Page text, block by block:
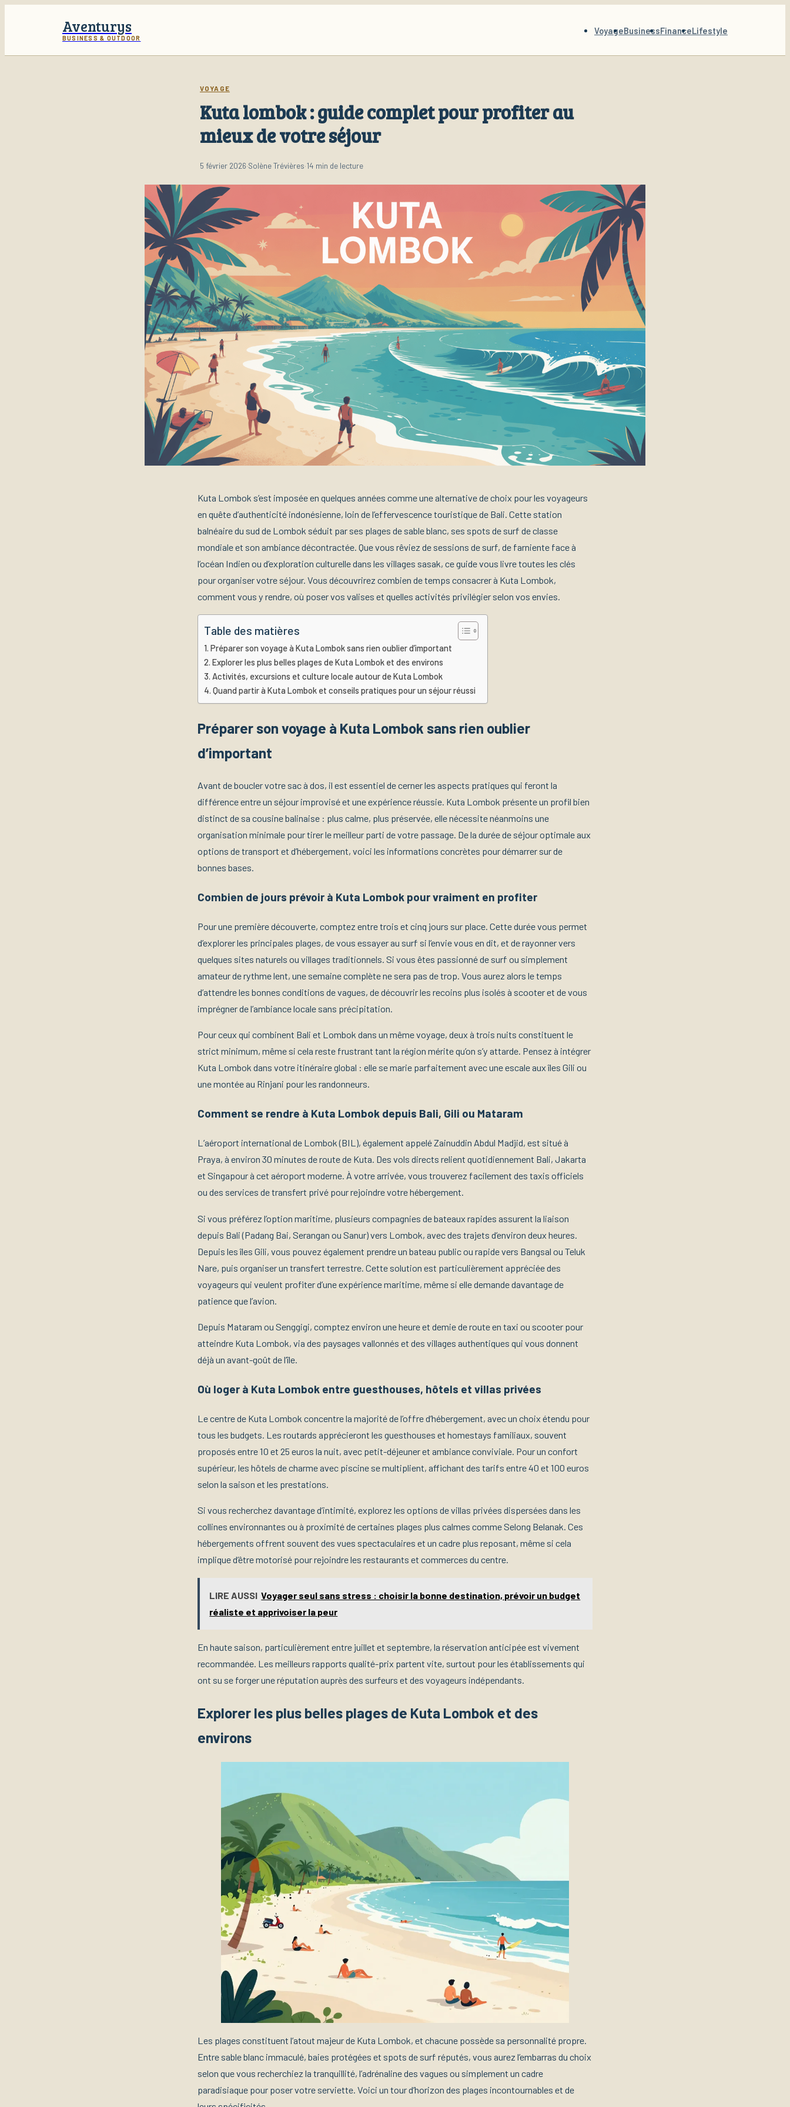
Aventurys
BUSINESS & OUTDOOR
VoyageBusinessFinanceLifestyle
VOYAGE
Kuta lombok : guide complet pour profiter au
mieux de votre séjour
5 février 2026·Solène Trévières·14 min de lecture
Kuta Lombok s’est imposée en quelques années comme une alternative de choix pour les voyageurs
en quête d’authenticité indonésienne, loin de l’effervescence touristique de Bali. Cette station
balnéaire du sud de Lombok séduit par ses plages de sable blanc, ses spots de surf de classe
mondiale et son ambiance décontractée. Que vous rêviez de sessions de surf, de farniente face à
l’océan Indien ou d’exploration culturelle dans les villages sasak, ce guide vous livre toutes les clés
pour organiser votre séjour. Vous découvrirez combien de temps consacrer à Kuta Lombok,
comment vous y rendre, où poser vos valises et quelles activités privilégier selon vos envies.
Table des matières
Préparer son voyage à Kuta Lombok sans rien oublier d’important
Explorer les plus belles plages de Kuta Lombok et des environs
Activités, excursions et culture locale autour de Kuta Lombok
Quand partir à Kuta Lombok et conseils pratiques pour un séjour réussi
Préparer son voyage à Kuta Lombok sans rien oublier
d’important
Avant de boucler votre sac à dos, il est essentiel de cerner les aspects pratiques qui feront la
différence entre un séjour improvisé et une expérience réussie. Kuta Lombok présente un profil bien
distinct de sa cousine balinaise : plus calme, plus préservée, elle nécessite néanmoins une
organisation minimale pour tirer le meilleur parti de votre passage. De la durée de séjour optimale aux
options de transport et d’hébergement, voici les informations concrètes pour démarrer sur de
bonnes bases.
Combien de jours prévoir à Kuta Lombok pour vraiment en profiter
Pour une première découverte, comptez entre trois et cinq jours sur place. Cette durée vous permet
d’explorer les principales plages, de vous essayer au surf si l’envie vous en dit, et de rayonner vers
quelques sites naturels ou villages traditionnels. Si vous êtes passionné de surf ou simplement
amateur de rythme lent, une semaine complète ne sera pas de trop. Vous aurez alors le temps
d’attendre les bonnes conditions de vagues, de découvrir les recoins plus isolés à scooter et de vous
imprégner de l’ambiance locale sans précipitation.
Pour ceux qui combinent Bali et Lombok dans un même voyage, deux à trois nuits constituent le
strict minimum, même si cela reste frustrant tant la région mérite qu’on s’y attarde. Pensez à intégrer
Kuta Lombok dans votre itinéraire global : elle se marie parfaitement avec une escale aux îles Gili ou
une montée au Rinjani pour les randonneurs.
Comment se rendre à Kuta Lombok depuis Bali, Gili ou Mataram
L’aéroport international de Lombok (BIL), également appelé Zainuddin Abdul Madjid, est situé à
Praya, à environ 30 minutes de route de Kuta. Des vols directs relient quotidiennement Bali, Jakarta
et Singapour à cet aéroport moderne. À votre arrivée, vous trouverez facilement des taxis officiels
ou des services de transfert privé pour rejoindre votre hébergement.
Si vous préférez l’option maritime, plusieurs compagnies de bateaux rapides assurent la liaison
depuis Bali (Padang Bai, Serangan ou Sanur) vers Lombok, avec des trajets d’environ deux heures.
Depuis les îles Gili, vous pouvez également prendre un bateau public ou rapide vers Bangsal ou Teluk
Nare, puis organiser un transfert terrestre. Cette solution est particulièrement appréciée des
voyageurs qui veulent profiter d’une expérience maritime, même si elle demande davantage de
patience que l’avion.
Depuis Mataram ou Senggigi, comptez environ une heure et demie de route en taxi ou scooter pour
atteindre Kuta Lombok, via des paysages vallonnés et des villages authentiques qui vous donnent
déjà un avant-goût de l’île.
Où loger à Kuta Lombok entre guesthouses, hôtels et villas privées
Le centre de Kuta Lombok concentre la majorité de l’offre d’hébergement, avec un choix étendu pour
tous les budgets. Les routards apprécieront les guesthouses et homestays familiaux, souvent
proposés entre 10 et 25 euros la nuit, avec petit-déjeuner et ambiance conviviale. Pour un confort
supérieur, les hôtels de charme avec piscine se multiplient, affichant des tarifs entre 40 et 100 euros
selon la saison et les prestations.
Si vous recherchez davantage d’intimité, explorez les options de villas privées dispersées dans les
collines environnantes ou à proximité de certaines plages plus calmes comme Selong Belanak. Ces
hébergements offrent souvent des vues spectaculaires et un cadre plus reposant, même si cela
implique d’être motorisé pour rejoindre les restaurants et commerces du centre.
LIRE AUSSI Voyager seul sans stress : choisir la bonne destination, prévoir un budget
réaliste et apprivoiser la peur
En haute saison, particulièrement entre juillet et septembre, la réservation anticipée est vivement
recommandée. Les meilleurs rapports qualité-prix partent vite, surtout pour les établissements qui
ont su se forger une réputation auprès des surfeurs et des voyageurs indépendants.
Explorer les plus belles plages de Kuta Lombok et des
environs
Les plages constituent l’atout majeur de Kuta Lombok, et chacune possède sa personnalité propre.
Entre sable blanc immaculé, baies protégées et spots de surf réputés, vous aurez l’embarras du choix
selon que vous recherchiez la tranquillité, l’adrénaline des vagues ou simplement un cadre
paradisiaque pour poser votre serviette. Voici un tour d’horizon des plages incontournables et de